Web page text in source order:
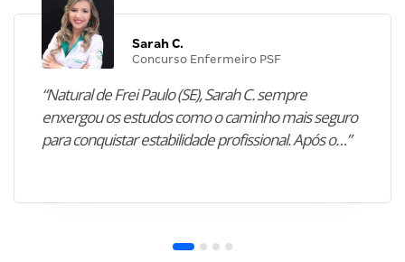
Sarah C.
Concurso Enfermeiro PSF
“Natural de Frei Paulo (SE), Sarah C. sempre
enxergou os estudos como o caminho mais seguro
para conquistar estabilidade profissional. Após o…”